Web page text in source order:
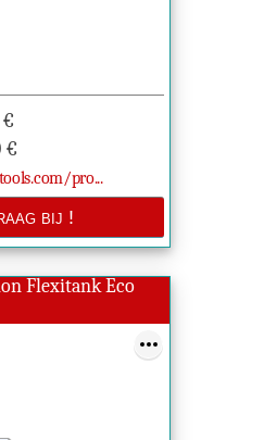
€
€
pro...
Flexitank Eco